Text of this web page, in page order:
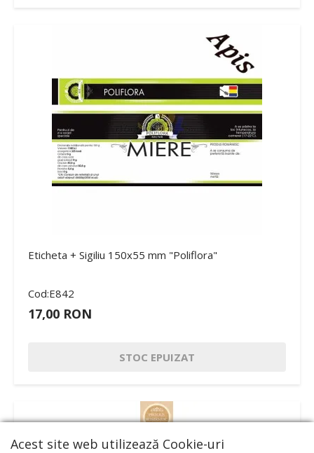
Eticheta + Sigiliu 150x55 mm "Poliflora"
Cod:E842
17,00 RON
STOC EPUIZAT
Acest site web utilizează Cookie-uri